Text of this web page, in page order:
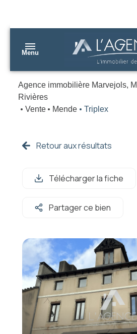
Menu
nos
biens
agences
Marvejols
Mende
Florac
contact
Agence immobilière Marvejols, Mende, Florac-Trois-
Rivières
Vente
Mende Triplex
Retour aux résultats
Télécharger la fiche
Partager ce bien